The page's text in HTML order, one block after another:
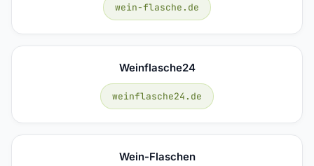
wein-flasche.de
Weinflasche24
weinflasche24.de
Wein-Flaschen